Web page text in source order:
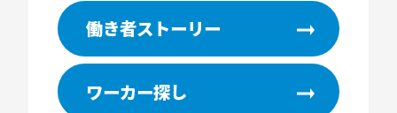
働き者ストーリー
ワーカー探し